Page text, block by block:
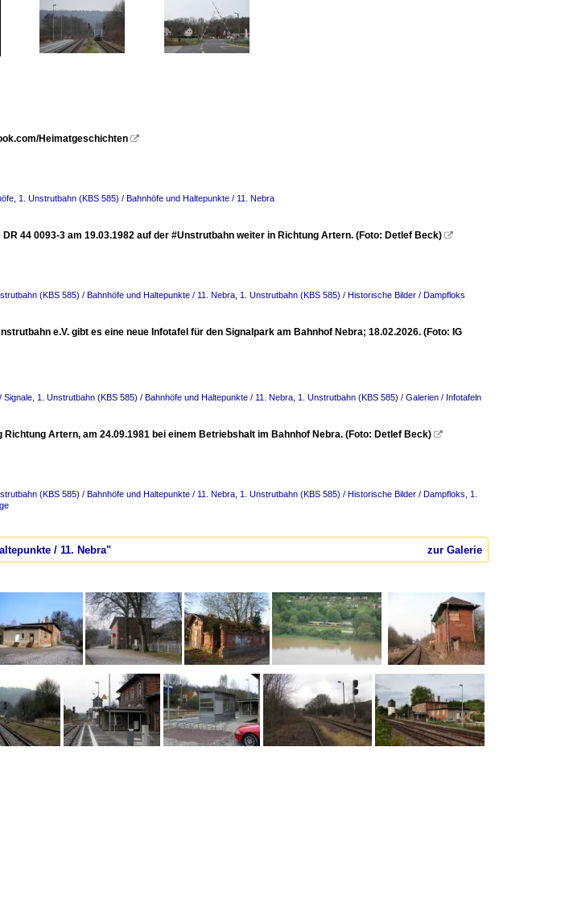
Heimatgeschichten 
1. Unstrutbahn (KBS 585) / Bahnhöfe und Haltepunkte / 11. Nebra
44 0093-3 am 19.03.1982 auf der #Unstrutbahn weiter in Richtung Artern. (Foto: Detlef Beck) 
(KBS 585) / Bahnhöfe und Haltepunkte / 11. Nebra 1. Unstrutbahn (KBS 585) / Historische Bilder / Dampfloks
e.V. gibt es eine neue Infotafel für den Signalpark am Bahnhof Nebra; 18.02.2026. (Foto: IG
Signale 1. Unstrutbahn (KBS 585) / Bahnhöfe und Haltepunkte / 11. Nebra 1. Unstrutbahn (KBS 585) / Galerien / Infotafeln
Richtung Artern, am 24.09.1981 bei einem Betriebshalt im Bahnhof Nebra. (Foto: Detlef Beck) 
(KBS 585) / Bahnhöfe und Haltepunkte / 11. Nebra 1. Unstrutbahn (KBS 585) / Historische Bilder / Dampfloks
1.
zur Galerie
/ 11. Nebra"